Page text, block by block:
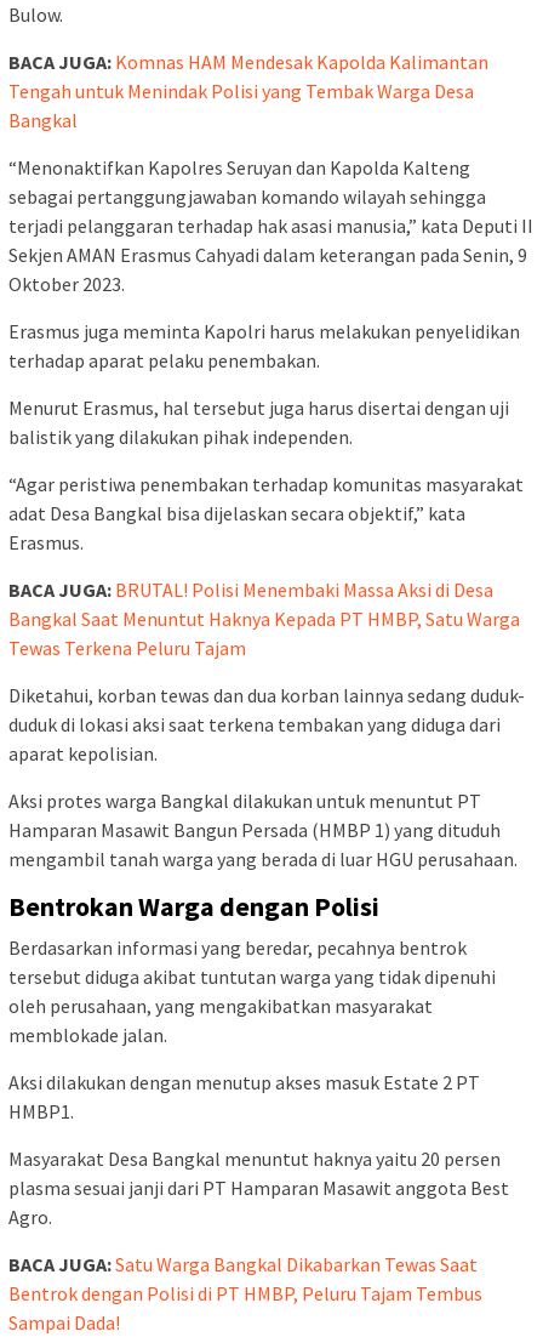
Bulow.
BACA JUGA: Komnas HAM Mendesak Kapolda Kalimantan
Tengah untuk Menindak Polisi yang Tembak Warga Desa
Bangkal
“Menonaktifkan Kapolres Seruyan dan Kapolda Kalteng
sebagai pertanggungjawaban komando wilayah sehingga
terjadi pelanggaran terhadap hak asasi manusia,” kata Deputi II
Sekjen AMAN Erasmus Cahyadi dalam keterangan pada Senin, 9
Oktober 2023.
Erasmus juga meminta Kapolri harus melakukan penyelidikan
terhadap aparat pelaku penembakan.
Menurut Erasmus, hal tersebut juga harus disertai dengan uji
balistik yang dilakukan pihak independen.
“Agar peristiwa penembakan terhadap komunitas masyarakat
adat Desa Bangkal bisa dijelaskan secara objektif,” kata
Erasmus.
BACA JUGA: BRUTAL! Polisi Menembaki Massa Aksi di Desa
Bangkal Saat Menuntut Haknya Kepada PT HMBP, Satu Warga
Tewas Terkena Peluru Tajam
Diketahui, korban tewas dan dua korban lainnya sedang duduk-
duduk di lokasi aksi saat terkena tembakan yang diduga dari
aparat kepolisian.
Aksi protes warga Bangkal dilakukan untuk menuntut PT
Hamparan Masawit Bangun Persada (HMBP 1) yang dituduh
mengambil tanah warga yang berada di luar HGU perusahaan.
Bentrokan Warga dengan Polisi
Berdasarkan informasi yang beredar, pecahnya bentrok
tersebut diduga akibat tuntutan warga yang tidak dipenuhi
oleh perusahaan, yang mengakibatkan masyarakat
memblokade jalan.
Aksi dilakukan dengan menutup akses masuk Estate 2 PT
HMBP1.
Masyarakat Desa Bangkal menuntut haknya yaitu 20 persen
plasma sesuai janji dari PT Hamparan Masawit anggota Best
Agro.
BACA JUGA:Satu Warga Bangkal Dikabarkan Tewas Saat
Bentrok dengan Polisi di PT HMBP, Peluru Tajam Tembus
Sampai Dada!